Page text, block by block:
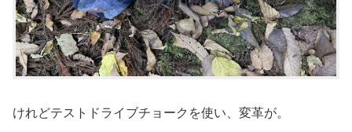
けれどテストドライブチョークを使い、変革が。